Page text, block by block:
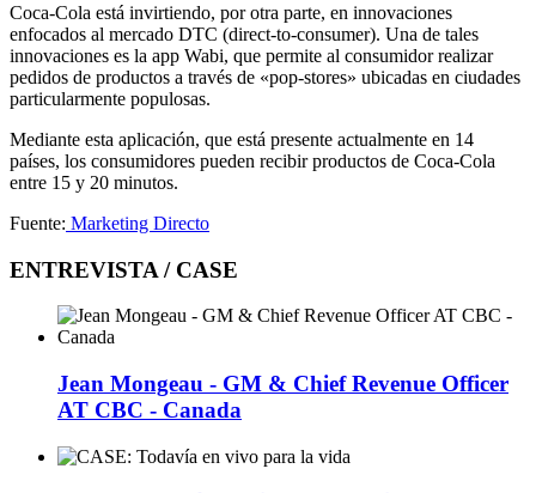
Coca-Cola está invirtiendo, por otra parte, en innovaciones
enfocados al mercado DTC (direct-to-consumer). Una de tales
innovaciones es la app Wabi, que permite al consumidor realizar
pedidos de productos a través de «pop-stores» ubicadas en ciudades
particularmente populosas.
Mediante esta aplicación, que está presente actualmente en 14
países, los consumidores pueden recibir productos de Coca-Cola
entre 15 y 20 minutos.
Fuente: Marketing Directo
ENTREVISTA / CASE
Jean Mongeau - GM & Chief Revenue Officer
AT CBC - Canada